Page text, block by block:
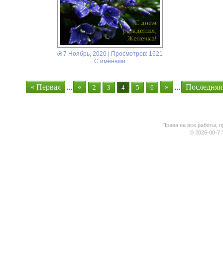
7 Ноябрь, 2020| Просмотров: 1621
С именами
« Первая ... « 2 3 4 5 6 » ...
Права на все работы,
© 2026-08-7